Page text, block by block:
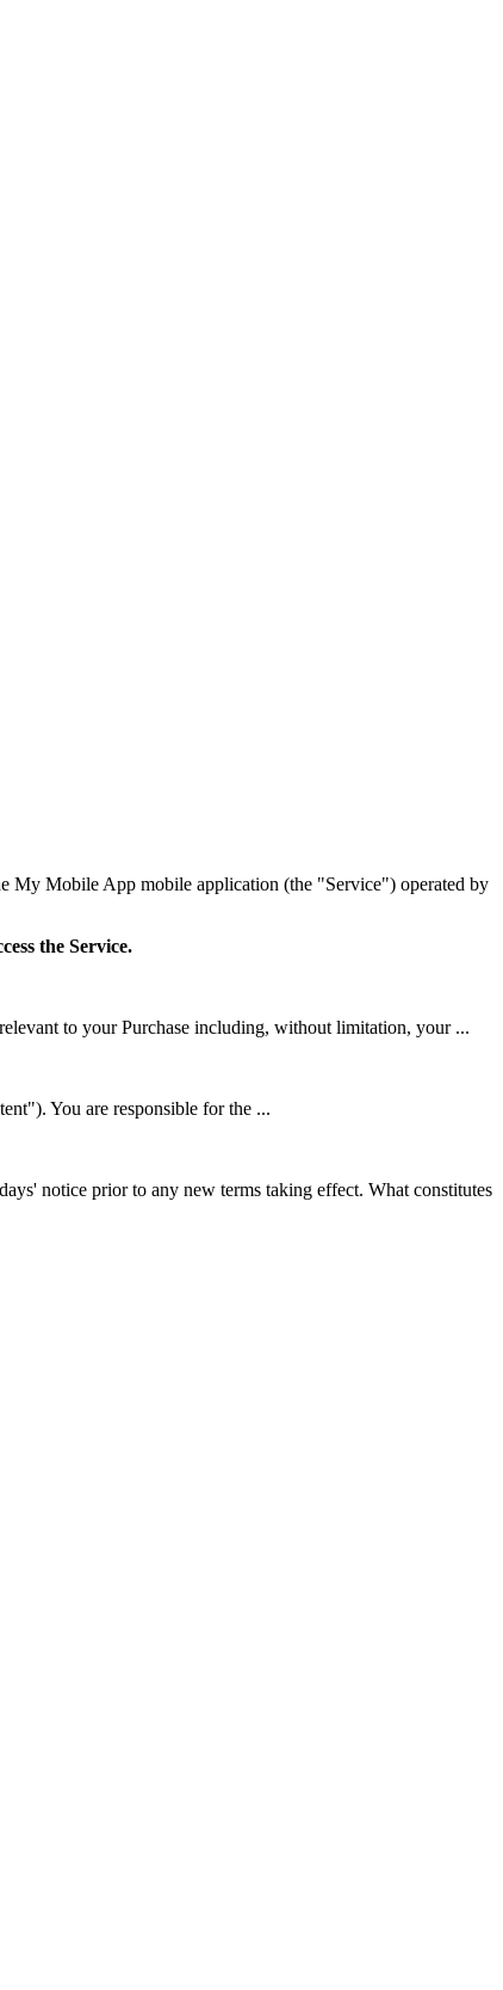
My Mobile App mobile application (the "Service") operated by
the Service.
to your Purchase including, without limitation, your ...
You are responsible for the ...
notice prior to any new terms taking effect. What constitutes